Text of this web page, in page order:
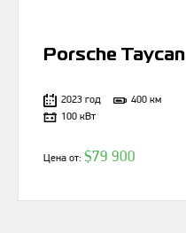
Porsche Taycan
2023 год
400 км
100 кВт
Цена от: $79 900